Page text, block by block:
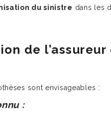
du sinistre dans les
de
sont envisageables :
: